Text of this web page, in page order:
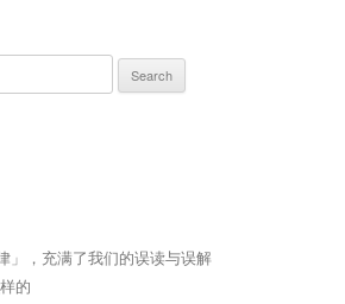
」，充满了我们的误读与误解
的